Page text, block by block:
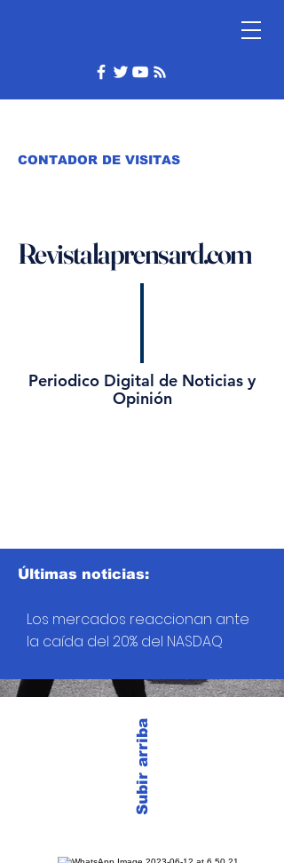
CONTADOR DE VISITAS
Revistalaprensard.com
Periodico Digital de Noticias y
Opinión
Subir arriba
Últimas noticias:
Los mercados reaccionan ante
la caída del 20% del NASDAQ